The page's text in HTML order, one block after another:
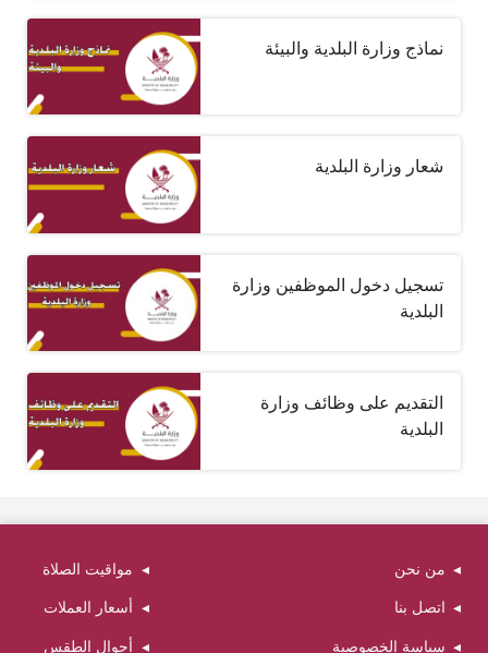
نماذج وزارة البلدية والبيئة
شعار وزارة البلدية
تسجيل دخول الموظفين وزارة
البلدية
التقديم على وظائف وزارة
البلدية
من نحن
اتصل بنا
سياسة الخصوصية
مواقيت الصلاة
أسعار العملات
أحوال الطقس